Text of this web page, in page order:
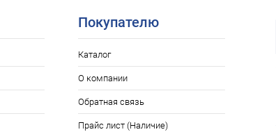
Покупателю
Каталог
О компании
Обратная связь
Прайс лист (Наличие)